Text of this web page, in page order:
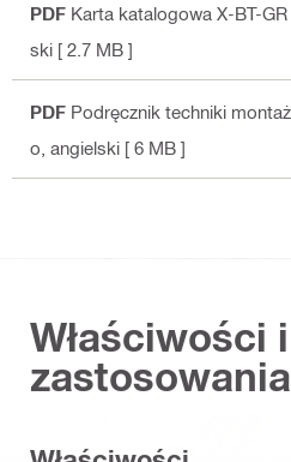
PDF Karta katalogowa X-BT-
ski [ 2.7 MB ]
PDF Podręcznik techniki
o , angielski [ 6 MB ]
Właściwości i
zastosowania